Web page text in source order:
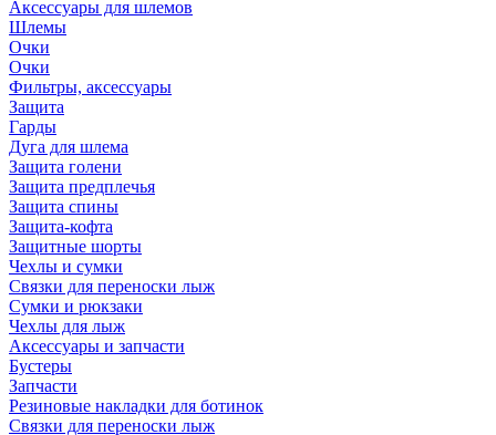
Аксессуары для шлемов
Шлемы
Очки
Очки
Фильтры, аксессуары
Защита
Гарды
Дуга для шлема
Защита голени
Защита предплечья
Защита спины
Защита-кофта
Защитные шорты
Чехлы и сумки
Связки для переноски лыж
Сумки и рюкзаки
Чехлы для лыж
Аксессуары и запчасти
Бустеры
Запчасти
Резиновые накладки для ботинок
Связки для переноски лыж